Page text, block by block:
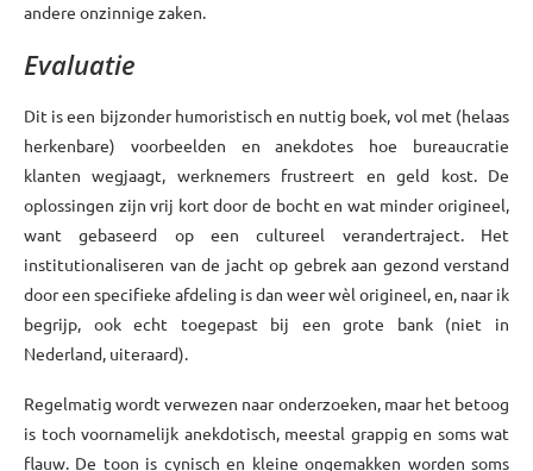
andere onzinnige zaken.
Evaluatie
Dit is een bijzonder humoristisch en nuttig boek, vol met (helaas
herkenbare) voorbeelden en anekdotes hoe bureaucratie
klanten wegjaagt, werknemers frustreert en geld kost. De
oplossingen zijn vrij kort door de bocht en wat minder origineel,
want gebaseerd op een cultureel verandertraject. Het
institutionaliseren van de jacht op gebrek aan gezond verstand
door een specifieke afdeling is dan weer wèl origineel, en, naar ik
begrijp, ook echt toegepast bij een grote bank (niet in
Nederland, uiteraard).
Regelmatig wordt verwezen naar onderzoeken, maar het betoog
is toch voornamelijk anekdotisch, meestal grappig en soms wat
flauw. De toon is cynisch en kleine ongemakken worden soms